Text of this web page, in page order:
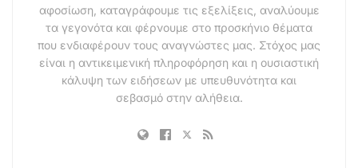
αφοσίωση, καταγράφουμε τις εξελίξεις, αναλύουμε
τα γεγονότα και φέρνουμε στο προσκήνιο θέματα
που ενδιαφέρουν τους αναγνώστες μας. Στόχος μας
είναι η αντικειμενική πληροφόρηση και η ουσιαστική
κάλυψη των ειδήσεων με υπευθυνότητα και
σεβασμό στην αλήθεια.